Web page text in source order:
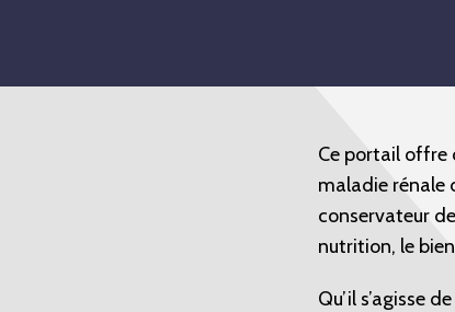
Ce portail offre
maladie rénale
conservateur
nutrition, le
Qu’il s’agisse